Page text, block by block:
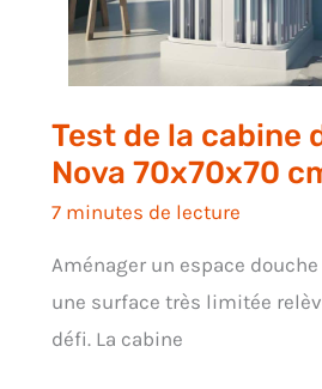
Test de la cabine
Nova 70x70x70
7 minutes de lecture
Aménager un espace
une surface très limitée
défi. La cabine